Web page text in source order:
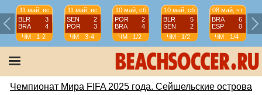
11 май, вс
BLR
3
BRA
4
ЧМ
1-2
11 май, вс
SEN
2
POR
3
ЧМ
3-4
10 май, сб
POR
2
BRA
4
ЧМ
1/2
10 май, сб
BLR
5
SEN
2
ЧМ
1/2
08 май, чт
BRA
6
ESP
0
ЧМ
1/4
Чемпионат Мира FIFA 2025 года. Сейшельские острова